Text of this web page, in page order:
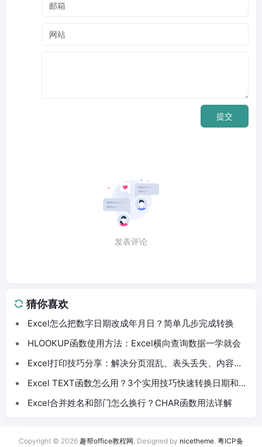
提交
发表评论
猜你喜欢
Excel怎么把数字日期改成年月日？简单几步完成转换
HLOOKUP函数使用方法：Excel横向查询数据一学就会
Excel打印技巧分享：解决分页混乱、表头丢失、内容截
Excel TEXT函数怎么用？3个实用技巧快速转换日期和数
Excel合并姓名和部门怎么换行？CHAR函数用法详解
Copyright © 2026 趣帮office教程网. Designed by nicetheme. 粤ICP备